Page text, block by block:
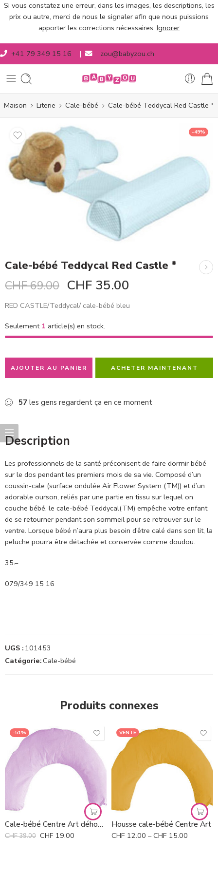
Si vous constatez une erreur, dans les images, les descriptions, les
prix ou autre, merci de nous le signaler afin que nous puissions
apporter les corrections nécessaires. Ignorer
+41 79 349 15 16 | zou@babyzou.ch
Maison Literie Cale-bébé Cale-bébé Teddycal Red Castle *
-49%
Cale-bébé Teddycal Red Castle *
CHF69.00 CHF 35.00
RED CASTLE/Teddycal/ cale-bébé bleu
Seulement 1 article(s) en stock.
AJOUTER AU PANIER ACHETER MAINTENANT
57 les gens regardent ça en ce moment
Description
Les professionnels de la santé préconisent de faire dormir bébé
sur le dos pendant les premiers mois de sa vie. Composé d’un
coussin-cale (surface ondulée Air Flower System (TM)) et d’un
adorable ourson, reliés par une partie en tissu sur lequel on
couche bébé, le cale-bébé Teddycal(TM) empêche votre enfant
de se retourner pendant son sommeil pour se retrouver sur le
ventre. Lorsque bébé n’aura plus besoin d’être calé dans son lit, la
peluche pourra être détachée et conservée comme doudou.
35.–
079/349 15 16
UGS : 101453
Catégorie:Cale-bébé
Produits connexes
-51%
Cale-bébé Centre Art déhoussable *
CHF39.00 CHF 19.00
VENTE
Housse cale-bébé Centre Art
CHF 12.00 –CHF 15.00
Uni jaune (13S)
Uni abricot (21L)
Uni blanc (3C)
Framboise